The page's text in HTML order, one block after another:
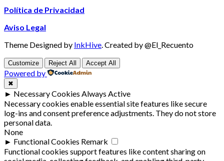
Política de Privacidad
Aviso Legal
Theme Designed by InkHive.Created by @El_Recuento
Customize Reject All Accept All
Powered by
✖
► Necessary Cookies Always Active
Necessary cookies enable essential site features like secure
log-ins and consent preference adjustments. They do not store
personal data.
None
► Functional Cookies Remark
Functional cookies support features like content sharing on